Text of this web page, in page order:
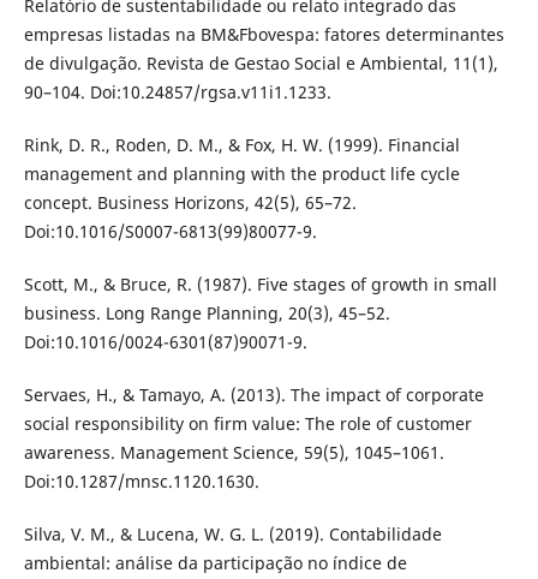
Relatório de sustentabilidade ou relato integrado das
empresas listadas na BM&Fbovespa: fatores determinantes
de divulgação. Revista de Gestao Social e Ambiental, 11(1),
90–104. Doi:10.24857/rgsa.v11i1.1233.
Rink, D. R., Roden, D. M., & Fox, H. W. (1999). Financial
management and planning with the product life cycle
concept. Business Horizons, 42(5), 65–72.
Doi:10.1016/S0007-6813(99)80077-9.
Scott, M., & Bruce, R. (1987). Five stages of growth in small
business. Long Range Planning, 20(3), 45–52.
Doi:10.1016/0024-6301(87)90071-9.
Servaes, H., & Tamayo, A. (2013). The impact of corporate
social responsibility on firm value: The role of customer
awareness. Management Science, 59(5), 1045–1061.
Doi:10.1287/mnsc.1120.1630.
Silva, V. M., & Lucena, W. G. L. (2019). Contabilidade
ambiental: análise da participação no índice de